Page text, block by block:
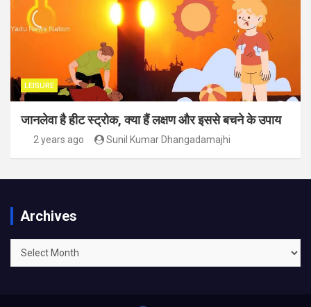
LEISURE
जानलेवा है हीट स्ट्रोक, क्या हैं लक्षण और इससे बचने के उपाय
2 years ago Sunil Kumar Dhangadamajhi
Archives
Archives